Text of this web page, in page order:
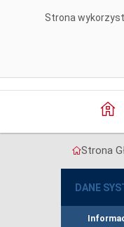
Strona
Strona
DANE